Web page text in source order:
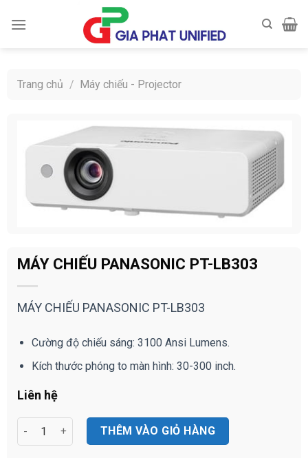
Trang chủ / Máy chiếu - Projector
MÁY CHIẾU PANASONIC PT-LB303
MÁY CHIẾU PANASONIC PT-LB303
Cường độ chiếu sáng: 3100 Ansi Lumens.
Kích thước phóng to màn hình: 30-300 inch.
Liên hệ
MÁY CHIẾU PANASONIC PT-LB303 số lượng
THÊM VÀO GIỎ HÀNG